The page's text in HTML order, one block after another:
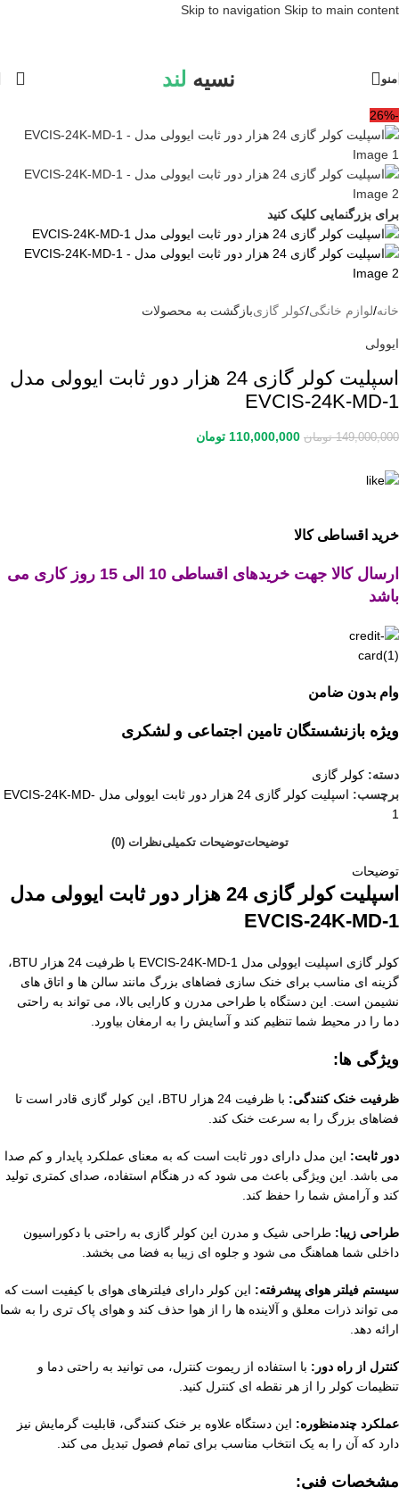
Skip to navigation Skip to main content
منو نسیه لند
-26%
برای بزرگنمایی کلیک کنید
خانه/لوازم خانگی/کولر گازیبازگشت به محصولات
ایوولی
اسپلیت کولر گازی 24 هزار دور ثابت ایوولی مدل
EVCIS-24K-MD-1
149,000,000 تومان 110,000,000 تومان
خرید اقساطی کالا
ارسال کالا جهت خریدهای اقساطی 10 الی 15 روز کاری می
باشد
وام بدون ضامن
ویژه بازنشستگان تامین اجتماعی و لشکری
دسته: کولر گازی
برچسب:
اسپلیت کولر گازی 24 هزار دور ثابت ایوولی مدل EVCIS-24K-MD-
1
توضیحاتتوضیحات تکمیلینظرات (0)
توضیحات
اسپلیت کولر گازی 24 هزار دور ثابت ایوولی مدل
EVCIS-24K-MD-1
کولر گازی اسپلیت ایوولی مدل EVCIS-24K-MD-1 با ظرفیت 24 هزار BTU،
گزینه ای مناسب برای خنک سازی فضاهای بزرگ مانند سالن ها و اتاق های
نشیمن است. این دستگاه با طراحی مدرن و کارایی بالا، می تواند به راحتی
دما را در محیط شما تنظیم کند و آسایش را به ارمغان بیاورد.
ویژگی ها:
ظرفیت خنک کنندگی:
با ظرفیت 24 هزار BTU، این کولر گازی قادر است تا
فضاهای بزرگ را به سرعت خنک کند.
دور ثابت: این مدل دارای دور ثابت است که به معنای عملکرد پایدار و کم صدا
می باشد. این ویژگی باعث می شود که در هنگام استفاده، صدای کمتری تولید
کند و آرامش شما را حفظ کند.
طراحی زیبا: طراحی شیک و مدرن این کولر گازی به راحتی با دکوراسیون
داخلی شما هماهنگ می شود و جلوه ای زیبا به فضا می بخشد.
سیستم فیلتر هوای پیشرفته: این کولر دارای فیلترهای هوای با کیفیت است که
می تواند ذرات معلق و آلاینده ها را از هوا حذف کند و هوای پاک تری را به شما
ارائه دهد.
کنترل از راه دور: با استفاده از ریموت کنترل، می توانید به راحتی دما و
تنظیمات کولر را از هر نقطه ای کنترل کنید.
عملکرد چندمنظوره: این دستگاه علاوه بر خنک کنندگی، قابلیت گرمایش نیز
دارد که آن را به یک انتخاب مناسب برای تمام فصول تبدیل می کند.
مشخصات فنی: